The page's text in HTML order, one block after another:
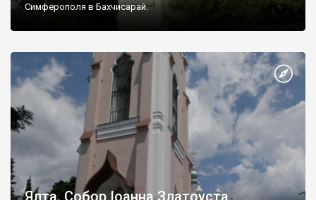
Симферополя в Бахчисарай.
Ялта. Собор Іоанна Златоуста